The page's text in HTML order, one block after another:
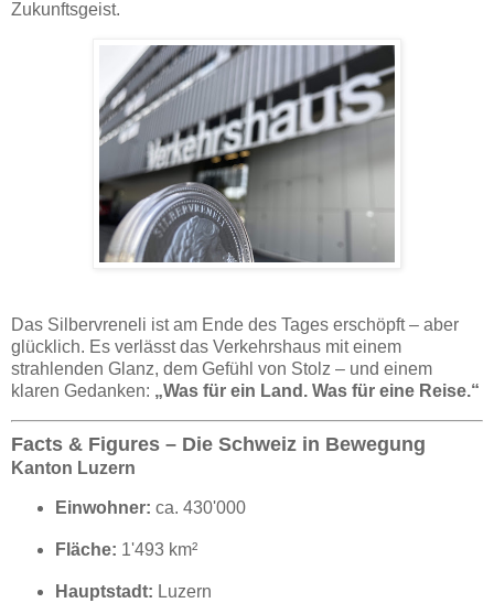
Zukunftsgeist.
Das Silbervreneli ist am Ende des Tages erschöpft – aber
glücklich. Es verlässt das Verkehrshaus mit einem
strahlenden Glanz, dem Gefühl von Stolz – und einem
klaren Gedanken: „Was für ein Land. Was für eine Reise.“
Facts & Figures – Die Schweiz in Bewegung
Kanton Luzern
Einwohner: ca. 430'000
Fläche: 1'493 km²
Hauptstadt: Luzern